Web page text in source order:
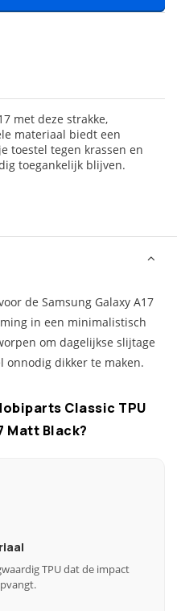
met deze strakke,
materiaal biedt een
toestel tegen krassen en
toegankelijk blijven.
de Samsung Galaxy A17
in een minimalistisch
om dagelijkse slijtage
onnodig dikker te maken.
Classic TPU
Matt Black?
TPU dat de impact